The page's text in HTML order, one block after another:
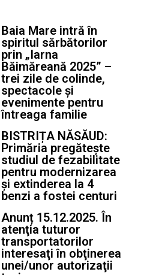
Baia Mare intră în
spiritul sărbătorilor
prin „Iarna
Băimăreană 2025” –
trei zile de colinde,
spectacole și
evenimente pentru
întreaga familie
BISTRIȚA NĂSĂUD:
Primăria pregătește
studiul de fezabilitate
pentru modernizarea
și extinderea la 4
benzi a fostei centuri
Anunț 15.12.2025. În
atenţia tuturor
transportatorilor
interesaţi în obţinerea
unei/unor autorizaţii